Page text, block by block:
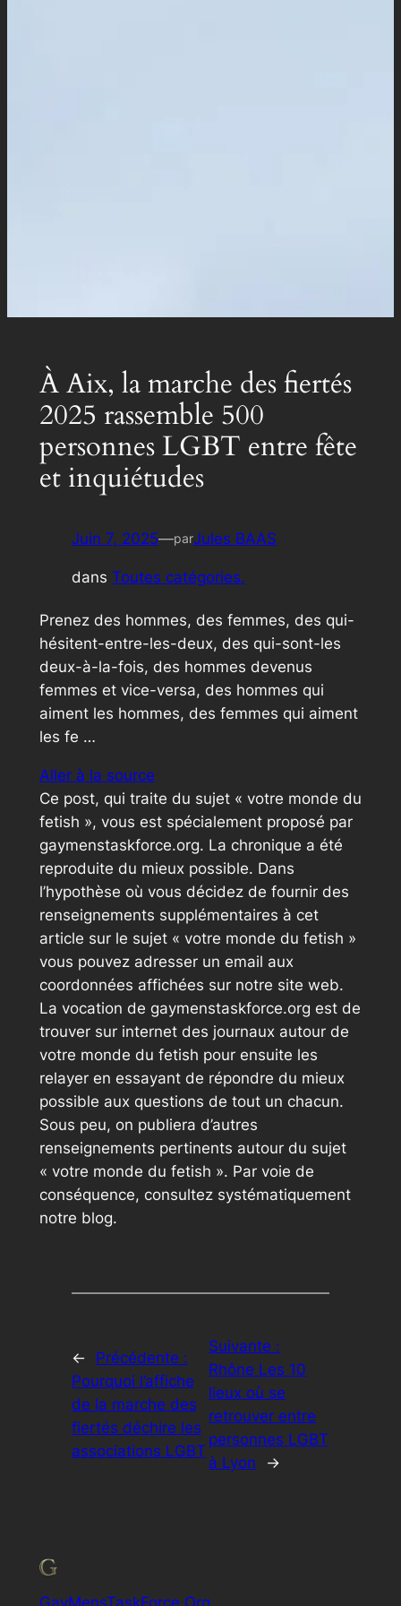
À Aix, la marche des fiertés
2025 rassemble 500
personnes LGBT entre fête
et inquiétudes
Juin 7, 2025—parJules BAAS
dans Toutes catégories.
Prenez des hommes, des femmes, des qui-
hésitent-entre-les-deux, des qui-sont-les
deux-à-la-fois, des hommes devenus
femmes et vice-versa, des hommes qui
aiment les hommes, des femmes qui aiment
les fe …
Aller à la source
Ce post, qui traite du sujet « votre monde du
fetish », vous est spécialement proposé par
gaymenstaskforce.org. La chronique a été
reproduite du mieux possible. Dans
l’hypothèse où vous décidez de fournir des
renseignements supplémentaires à cet
article sur le sujet « votre monde du fetish »
vous pouvez adresser un email aux
coordonnées affichées sur notre site web.
La vocation de gaymenstaskforce.org est de
trouver sur internet des journaux autour de
votre monde du fetish pour ensuite les
relayer en essayant de répondre du mieux
possible aux questions de tout un chacun.
Sous peu, on publiera d’autres
renseignements pertinents autour du sujet
« votre monde du fetish ». Par voie de
conséquence, consultez systématiquement
notre blog.
←
Précédente :
Pourquoi l’affiche
de la marche des
fiertés déchire les
associations LGBT
Suivante :
Rhône Les 10
lieux où se
retrouver entre
personnes LGBT
à Lyon
→
GayMensTaskForce.Org